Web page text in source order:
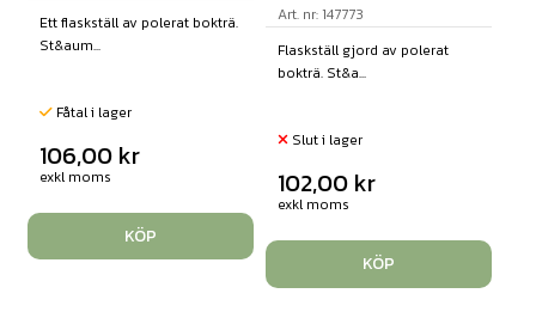
Ett flaskställ av polerat bokträ.
St&aum...
Fåtal i lager
106,00 kr
exkl moms
KÖP
Art. nr: 147773
Flaskställ gjord av polerat
bokträ. St&a...
Slut i lager
102,00 kr
exkl moms
KÖP